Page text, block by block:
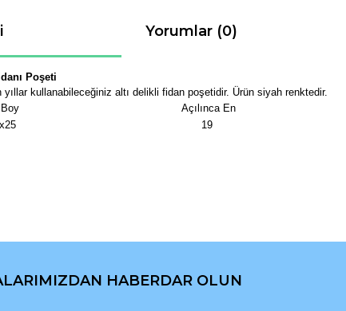
Yorumlar (0)
Poşeti
yıllar kullanabileceğiniz altı delikli fidan poşetidir. Ürün siyah renktedir.
Açılınca En
19
için teşekkür ederiz.
kalitesiz, bozuk veya görüntülenemiyor.
HABERDAR OLUN